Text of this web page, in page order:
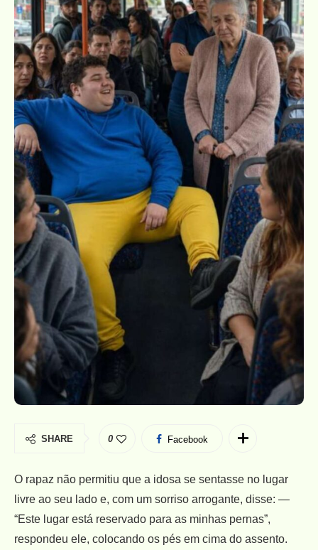
SHARE 0 Facebook
O rapaz não permitiu que a idosa se sentasse no lugar
livre ao seu lado e, com um sorriso arrogante, disse: —
“Este lugar está reservado para as minhas pernas”,
respondeu ele, colocando os pés em cima do assento.